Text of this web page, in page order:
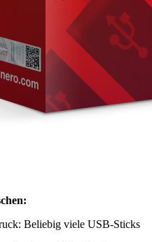
Beliebig viele USB-Sticks